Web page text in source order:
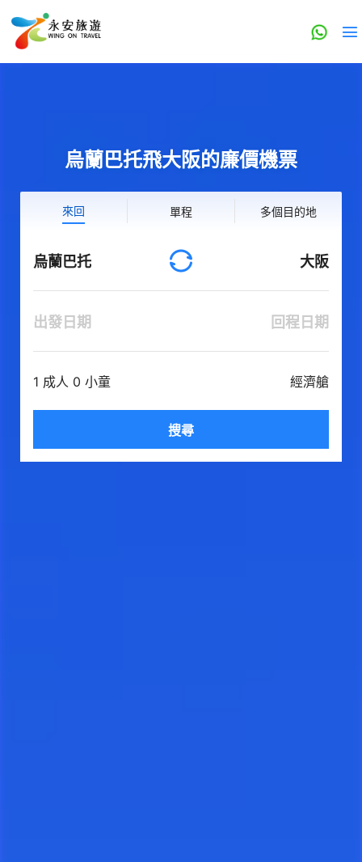
烏蘭巴托飛大阪的廉價機票
來回 單程 多個目的地
烏蘭巴托 大阪
出發日期 回程日期
1 成人 0 小童 經濟艙
搜尋